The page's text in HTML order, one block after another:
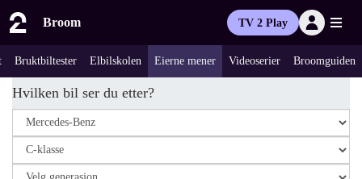
Broom TV 2 Play
Bruktbiltester Elbilskolen Eierne mener Videoserier Broomguiden
Hvilken bil ser du etter?